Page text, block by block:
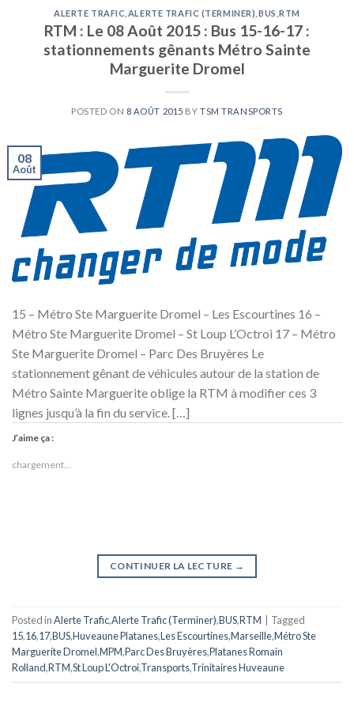
ALERTE TRAFIC ALERTE TRAFIC (TERMINER) BUS ,RTM
RTM : Le 08 Août 2015 : Bus 15-16-17 :
stationnements gênants Métro Sainte
Marguerite Dromel
POSTED ON 8 AOÛT 2015 BYTSM TRANSPORTS
08
Août
15 – Métro Ste Marguerite Dromel – Les Escourtines 16 –
Métro Ste Marguerite Dromel – St Loup L’Octroi 17 – Métro
Ste Marguerite Dromel – Parc Des Bruyères Le
stationnement gênant de véhicules autour de la station de
Métro Sainte Marguerite oblige la RTM à modifier ces 3
lignes jusqu’à la fin du service. […]
J’aime ça :
chargement…
CONTINUER LA LECTURE →
Posted inAlerte Trafic,Alerte Trafic (Terminer),BUS,RTM
Tagged
15,16,17,BUS,Huveaune Platanes,Les Escourtines,Marseille,Métro Ste
Marguerite Dromel,MPM,Parc Des Bruyères,Platanes Romain
Rolland,RTM,St Loup L'Octroi,Transports,Trinitaires Huveaune